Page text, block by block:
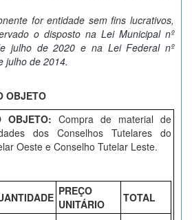
for entidade sem fins lucrativos,
o disposto na Lei Municipal nº
julho de 2020 e na Lei Federal nº
julho de 2014.
OBJETO
OBJETO: Compra de material de
dos Conselhos Tutelares do
Oeste e Conselho Tutelar Leste.
PREÇO
UNITÁRIO
TOTAL